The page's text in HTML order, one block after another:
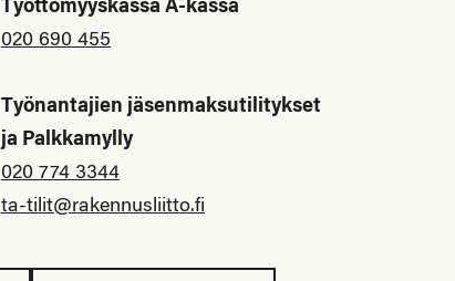
Työttömyyskassa A-kassa
020 690 455
Työnantajien jäsenmaksutilitykset
ja Palkkamylly
020 774 3344
ta-tilit@rakennusliitto.fi